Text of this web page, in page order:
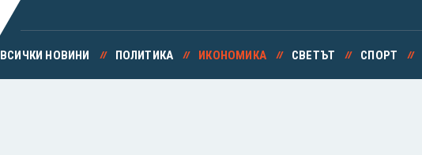
ВСИЧКИ НОВИНИ ПОЛИТИКА ИКОНОМИКА СВЕТЪТ СПОРТ